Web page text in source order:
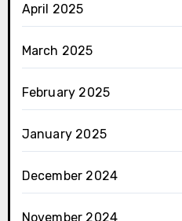
April 2025
March 2025
February 2025
January 2025
December 2024
November 2024